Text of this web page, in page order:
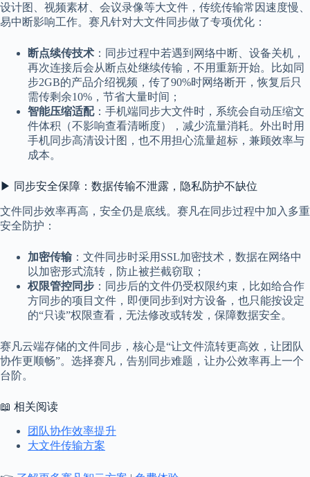
设计图、视频素材、会议录像等大文件，传统传输常因速度慢、
易中断影响工作。赛凡针对大文件同步做了专项优化：
断点续传技术 ：同步过程中若遇到网络中断、设备关机，
再次连接后会从断点处继续传输，不用重新开始。比如同
步2GB的产品介绍视频，传了90%时网络断开，恢复后只
需传剩余10%，节省大量时间；
智能压缩适配：手机端同步大文件时，系统会自动压缩文
件体积（不影响查看清晰度），减少流量消耗。外出时用
手机同步高清设计图，也不用担心流量超标，兼顾效率与
成本。
▶ 同步安全保障：数据传输不泄露，隐私防护不缺位
文件同步效率再高，安全仍是底线。赛凡在同步过程中加入多重
安全防护：
加密传输：文件同步时采用SSL加密技术，数据在网络中
以加密形式流转，防止被拦截窃取；
权限管控同步 ：同步后的文件仍受权限约束，比如给合作
方同步的项目文件，即便同步到对方设备，也只能按设定
的“只读”权限查看，无法修改或转发，保障数据安全。
赛凡云端存储的文件同步，核心是“让文件流转更高效，让团队
协作更顺畅”。选择赛凡，告别同步难题，让办公效率再上一个
台阶。
📖 相关阅读
团队协作效率提升
大文件传输方案